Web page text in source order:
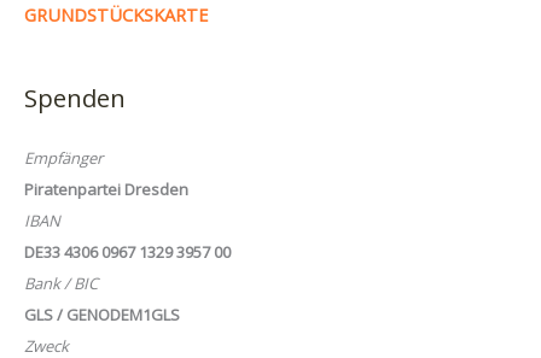
GRUNDSTÜCKSKARTE
Spenden
Empfänger
Piratenpartei Dresden
IBAN
DE33 4306 0967 1329 3957 00
Bank / BIC
GLS / GENODEM1GLS
Zweck